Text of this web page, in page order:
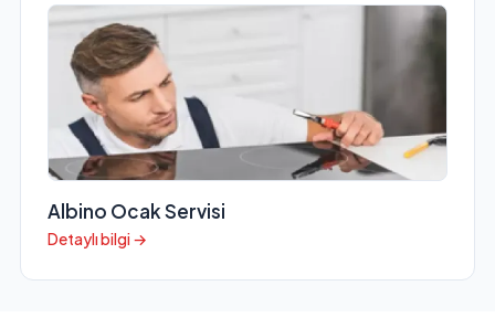
Albino Ocak Servisi
Detaylı bilgi →